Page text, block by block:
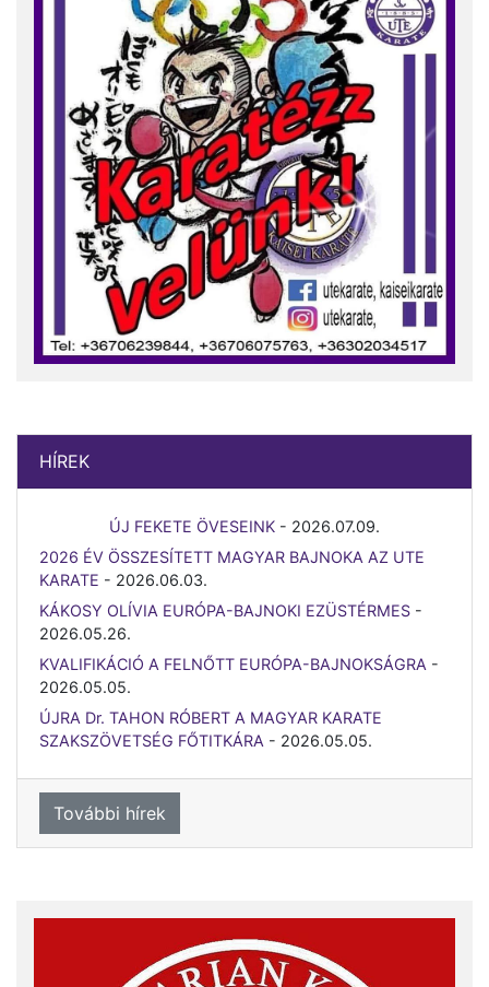
HÍREK
ÚJ FEKETE ÖVESEINK - 2026.07.09.
2026 ÉV ÖSSZESÍTETT MAGYAR BAJNOKA AZ UTE
KARATE - 2026.06.03.
KÁKOSY OLÍVIA EURÓPA-BAJNOKI EZÜSTÉRMES -
2026.05.26.
KVALIFIKÁCIÓ A FELNŐTT EURÓPA-BAJNOKSÁGRA -
2026.05.05.
ÚJRA Dr. TAHON RÓBERT A MAGYAR KARATE
SZAKSZÖVETSÉG FŐTITKÁRA - 2026.05.05.
További hírek